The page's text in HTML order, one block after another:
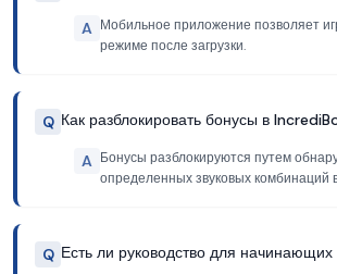
A Мобильное приложение позволяет
режиме после загрузки.
Q Как разблокировать бонусы в
A Бонусы разблокируются путем
определенных звуковых комбинаций
Q Есть ли руководство для